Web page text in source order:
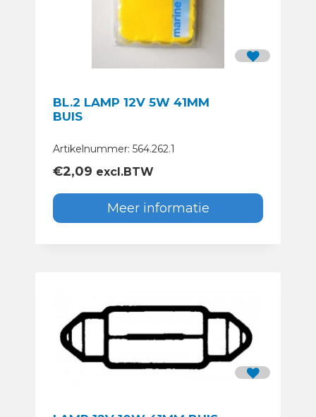
BL.2 LAMP 12V 5W 41MM
BUIS
Artikelnummer: 564.262.1
€2,09 excl.BTW
Meer informatie